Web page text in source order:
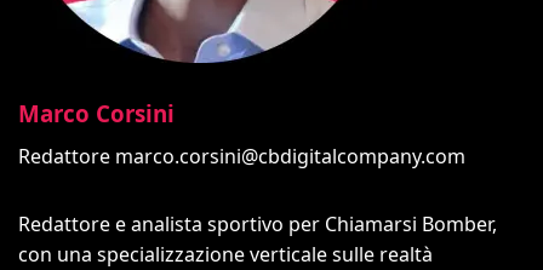
Marco Corsini
Redattore marco.corsini@cbdigitalcompany.com
Redattore e analista sportivo per Chiamarsi Bomber,
con una specializzazione verticale sulle realtà